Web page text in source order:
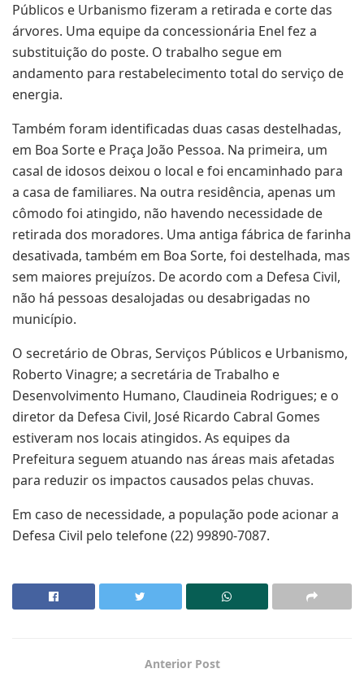
Públicos e Urbanismo fizeram a retirada e corte das
árvores. Uma equipe da concessionária Enel fez a
substituição do poste. O trabalho segue em
andamento para restabelecimento total do serviço de
energia.
Também foram identificadas duas casas destelhadas,
em Boa Sorte e Praça João Pessoa. Na primeira, um
casal de idosos deixou o local e foi encaminhado para
a casa de familiares. Na outra residência, apenas um
cômodo foi atingido, não havendo necessidade de
retirada dos moradores. Uma antiga fábrica de farinha
desativada, também em Boa Sorte, foi destelhada, mas
sem maiores prejuízos. De acordo com a Defesa Civil,
não há pessoas desalojadas ou desabrigadas no
município.
O secretário de Obras, Serviços Públicos e Urbanismo,
Roberto Vinagre; a secretária de Trabalho e
Desenvolvimento Humano, Claudineia Rodrigues; e o
diretor da Defesa Civil, José Ricardo Cabral Gomes
estiveram nos locais atingidos. As equipes da
Prefeitura seguem atuando nas áreas mais afetadas
para reduzir os impactos causados pelas chuvas.
Em caso de necessidade, a população pode acionar a
Defesa Civil pelo telefone (22) 99890-7087.
Anterior Post